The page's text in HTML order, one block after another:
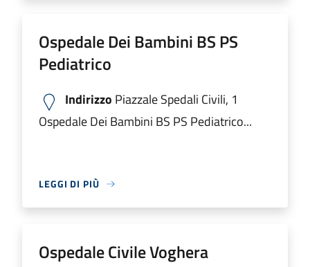
Ospedale Dei Bambini BS PS
Pediatrico
Indirizzo Piazzale Spedali Civili, 1
Ospedale Dei Bambini BS PS Pediatrico...
LEGGI DI PIÙ
Ospedale Civile Voghera